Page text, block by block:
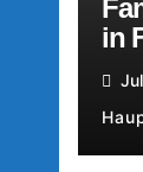
in